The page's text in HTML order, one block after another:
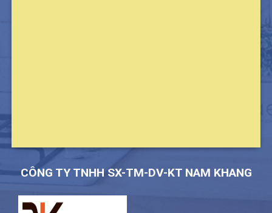
CÔNG TY TNHH SX-TM-DV-KT NAM KHANG